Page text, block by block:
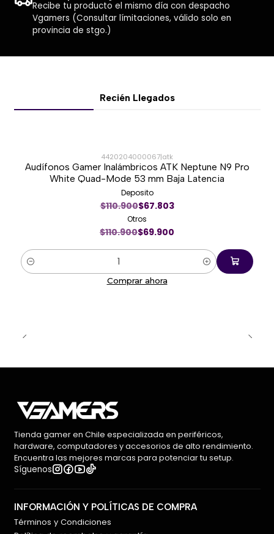
Tablets, documentos, periféricos gamer y
accesorios electrónicos.
Recibe tu producto el mismo día con despacho
Vgamers (Consultar límitaciones, válido solo en
provincia de stgo.)
Recién Llegados
-37%
4420204000067|atk
Audífonos Gamer Inalámbricos ATK Neptune N9 Pro
White Quad-Mode 53 mm Baja Latencia
Deposito
$110.900$67.803
Otros
$110.900$69.900
Cantidad
Comprar ahora
Tienda gamer en Chile especializada en periféricos,
hardware, computadores y accesorios de alto rendimiento.
Encuentra las mejores marcas para potenciar tu setup.
Síguenos
INFORMACIÓN Y POLÍTICAS DE COMPRA
Términos y Condiciones